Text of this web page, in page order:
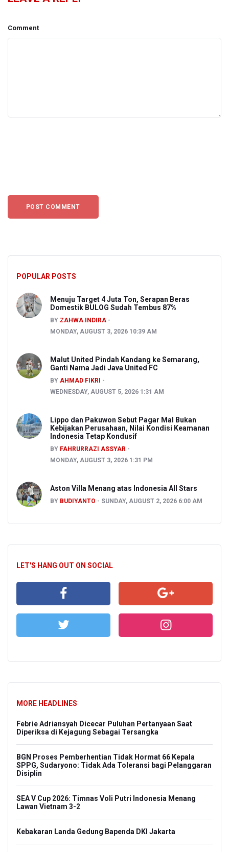
Comment
POPULAR POSTS
Menuju Target 4 Juta Ton, Serapan Beras
Domestik BULOG Sudah Tembus 87%
BY ZAHWA INDIRA
MONDAY, AUGUST 3, 2026 10:39 AM
Malut United Pindah Kandang ke Semarang,
Ganti Nama Jadi Java United FC
BY AHMAD FIKRI
WEDNESDAY, AUGUST 5, 2026 1:31 AM
Lippo dan Pakuwon Sebut Pagar Mal Bukan
Kebijakan Perusahaan, Nilai Kondisi Keamanan
Indonesia Tetap Kondusif
BY FAHRURRAZI ASSYAR
MONDAY, AUGUST 3, 2026 1:31 PM
Aston Villa Menang atas Indonesia All Stars
BY BUDIYANTO SUNDAY, AUGUST 2, 2026 6:00 AM
LET'S HANG OUT ON SOCIAL
MORE HEADLINES
Febrie Adriansyah Dicecar Puluhan Pertanyaan Saat
Diperiksa di Kejagung Sebagai Tersangka
BGN Proses Pemberhentian Tidak Hormat 66 Kepala
SPPG, Sudaryono: Tidak Ada Toleransi bagi Pelanggaran
Disiplin
SEA V Cup 2026: Timnas Voli Putri Indonesia Menang
Lawan Vietnam 3-2
Kebakaran Landa Gedung Bapenda DKI Jakarta